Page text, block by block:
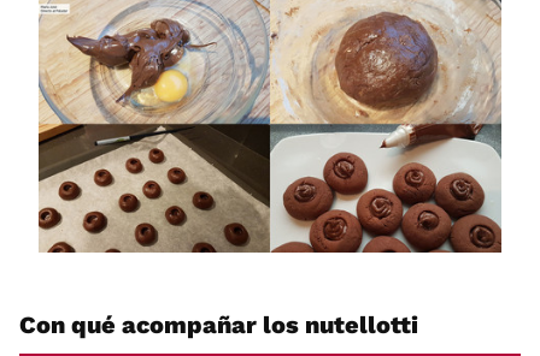
Con qué acompañar los nutellotti